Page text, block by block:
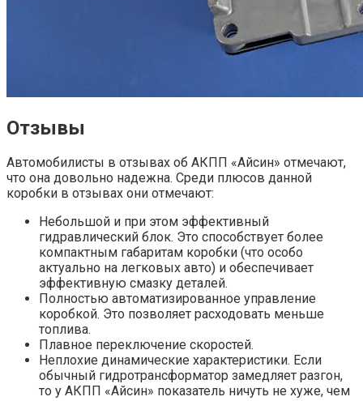
Отзывы
Автомобилисты в отзывах об АКПП «Айсин» отмечают,
что она довольно надежна. Среди плюсов данной
коробки в отзывах они отмечают:
Небольшой и при этом эффективный
гидравлический блок. Это способствует более
компактным габаритам коробки (что особо
актуально на легковых авто) и обеспечивает
эффективную смазку деталей.
Полностью автоматизированное управление
коробкой. Это позволяет расходовать меньше
топлива.
Плавное переключение скоростей.
Неплохие динамические характеристики. Если
обычный гидротрансформатор замедляет разгон,
то у АКПП «Айсин» показатель ничуть не хуже, чем